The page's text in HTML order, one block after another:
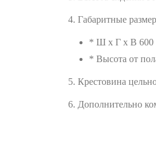
4. Габаритные
* Ш х Г х В 600
* Высота от
5. Крестовина
6. Дополнительно